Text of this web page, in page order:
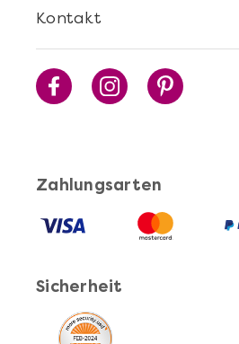
Cocktails Selber
Pasta Selber
Zahlungsarten
Sicherheit
Kontakt